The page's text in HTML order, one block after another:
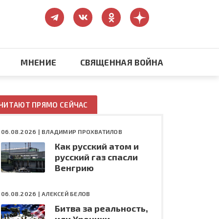
Конфликт на Украине
МНЕНИЕ СВЯЩЕННАЯ ВОЙНА
ПРЯМО СЕЙЧАС
06.08.2026 | ВЛАДИМИР ПРОХВАТИЛОВ
Как русский атом и
русский газ спасли
Венгрию
06.08.2026 |АЛЕКСЕЙ БЕЛОВ
Битва за реальность,